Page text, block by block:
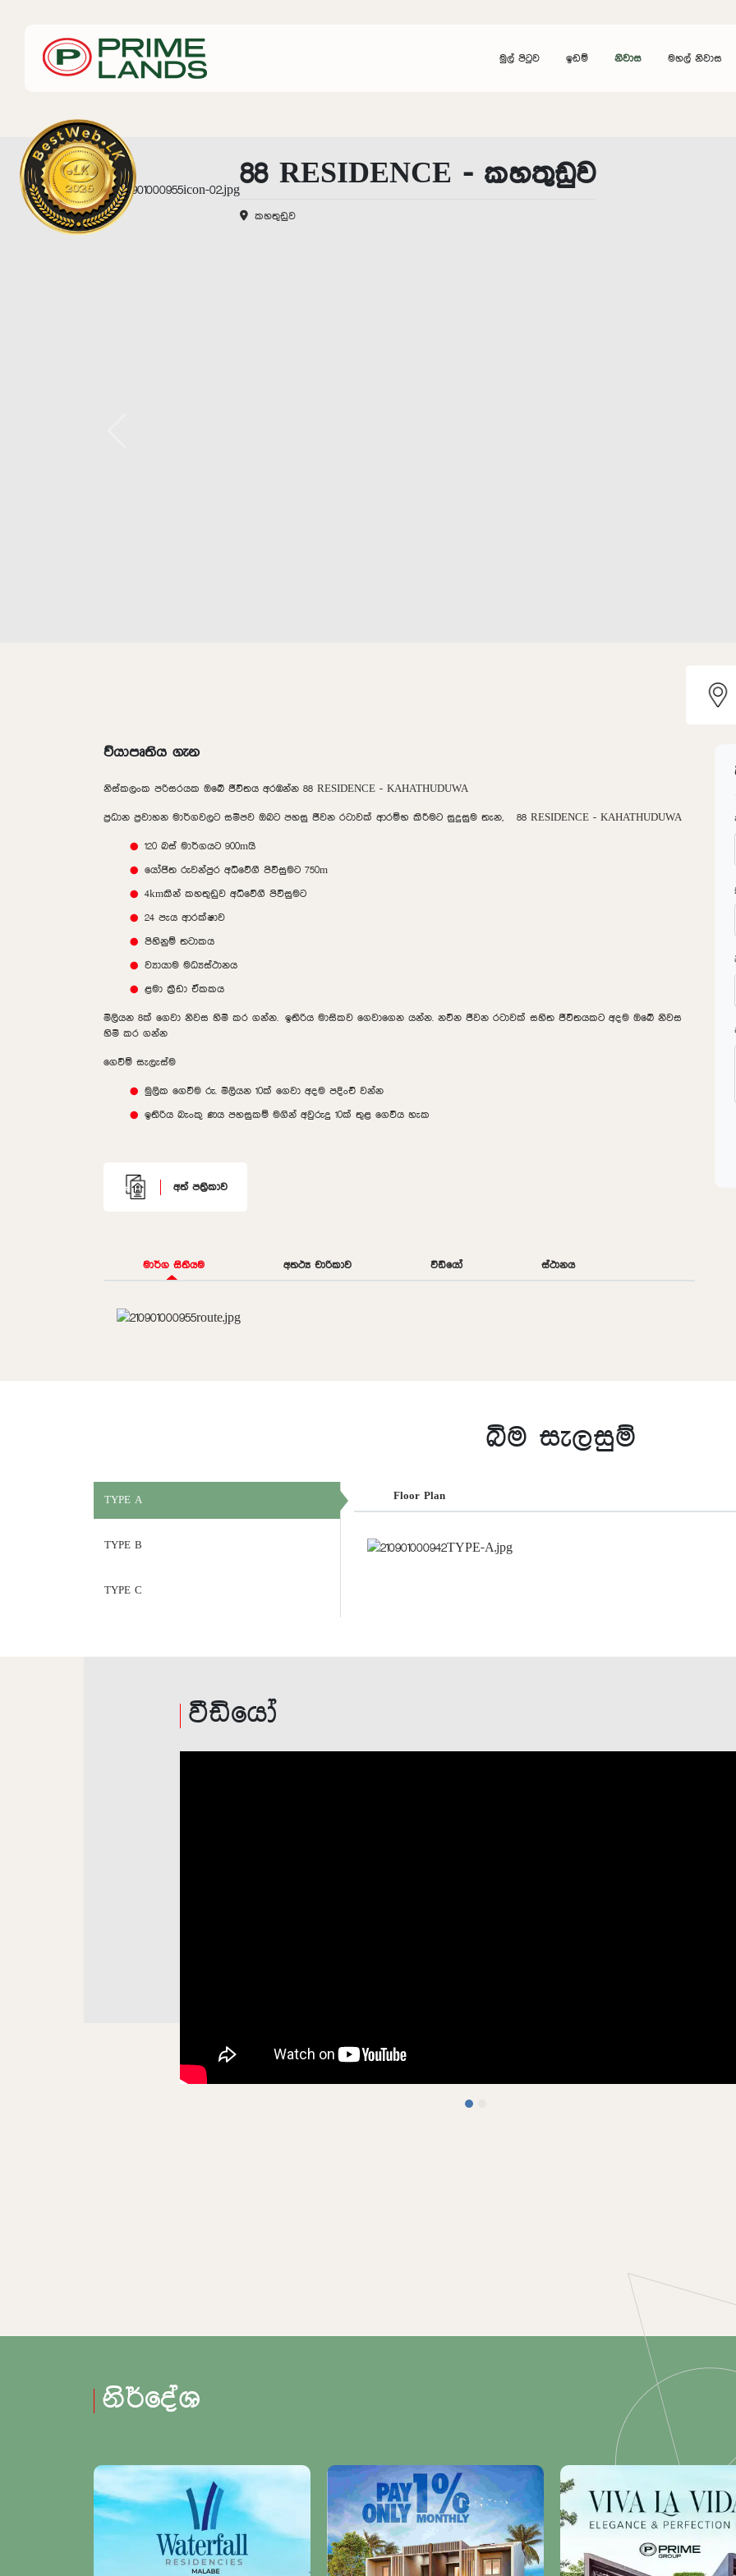
මුල් පිටුව ඉඩම් නිවාස මහල් නිවාස
88 RESIDENCE - කහතුඩුව
කහතුඩුව
ව්යාපෘතිය ගැන
නිස්කලංක පරිසරයක ඔබේ ජීවිතය අරඹන්න 88 RESIDENCE - KAHATHUDUWA
ප්‍රධාන ප්‍රවාහන මාර්ගවලට සමීපව ඔබට පහසු ජීවන රටාවක් ආරම්භ කිරීමට සුදුසුම තැන, 88 RESIDENCE - KAHATHUDUWA
120 බස් මාර්ගයට 900mයි
යෝජිත රුවන්පුර අධිවේගී පිවිසුමට 750m
4kmකින් කහතුඩුව අධිවේගී පිවිසුමට
24 පැය ආරක්ෂාව
පිහිනුම් තටාකය
ව්‍යායාම මධ්‍යස්ථානය
ළමා ක්‍රීඩා ඒකකය
මිලියන 8ක් ගෙවා නිවස හිමි කර ගන්න. ඉතිරිය මාසිකව ගෙවාගෙන යන්න. නවීන ජීවන රටාවක් සහිත ජීවිතයකට අදම ඔබේ නිවස
හිමි කර ගන්න
ගෙවීම් සැලැස්ම
මුලික ගෙවීම රු. මිලියන 10ක් ගෙවා අදම පදිංචි වන්න
ඉතිරිය බැංකු ණය පහසුකම් මගින් අවුරුදු 10ක් තුළ ගෙවිය හැක
අත් පත්‍රිකාව
මාර්ග සිතියම අතථ්‍ය චාරිකාව වීඩියෝ ස්ථානය
බිම සැලසුම්
TYPE A
TYPE B
TYPE C
Floor Plan
වීඩියෝ
නිර්දේශ